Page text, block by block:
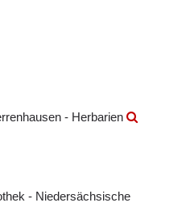
- Herbarien
- Niedersächsische